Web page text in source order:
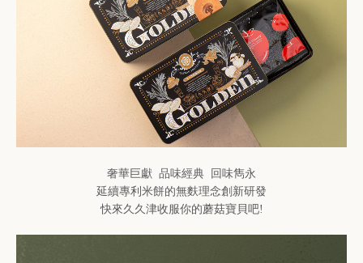
奢華巨獻 品味經典 回味雋永
延續專利米餅的無麩理念創新研發
快來久久津收服你的蘑菇寶貝吧!